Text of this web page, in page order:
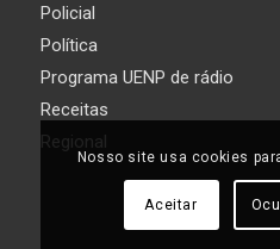
Policial
Política
Programa UENP de rádio
Receitas
Regional
Nosso site usa cookies
Aceitar